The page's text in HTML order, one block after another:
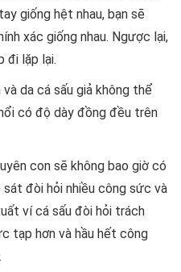
giống hệt nhau, bạn sẽ
xác giống nhau. Ngược lại,
đi lặp lại.
da cá sấu giả không thể
có độ dày đồng đều trên
con sẽ không bao giờ có
sát đòi hỏi nhiều công sức và
ví cá sấu đòi hỏi trách
tạp hơn và hầu hết công